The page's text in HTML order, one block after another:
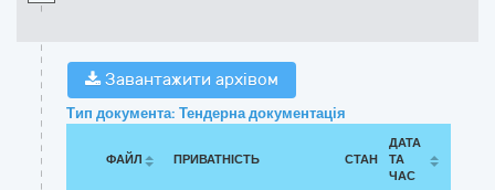
Завантажити архівом
Тип документа: Тендерна документація
ФАЙЛ ПРИВАТНІСТЬ СТАН
ДАТА
ТА
ЧАС